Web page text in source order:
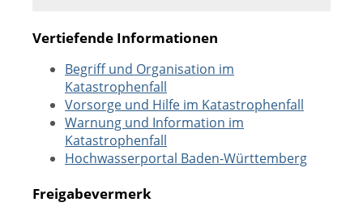
Vertiefende Informationen
Begriff und Organisation im
Katastrophenfall
Vorsorge und Hilfe im Katastrophenfall
Warnung und Information im
Katastrophenfall
Hochwasserportal Baden-Württemberg
Freigabevermerk